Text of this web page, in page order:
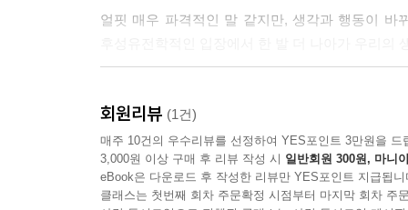
얼핏 매우 파격적인 말 같지만, 생각과 행동이 바
나 미국의 세포 생물학자인 스탠퍼드 대학의
Unleashing the Power of Consciousness, Matter
Joseph Bohm 같은 학자들의 학설을 책에서 설명
회원리뷰 (1건)
매주 10건의 우수리뷰를 선정하여 YES포인트 3만원을 드
3,000원 이상 구매 후 리뷰 작성 시 일반회원 300원, 마니
eBook은 다운로드 후 작성한 리뷰만 YES포인트 지급됩니
클래스는 첫번째 회차 주문확정 시점부터 마지막 회차 주